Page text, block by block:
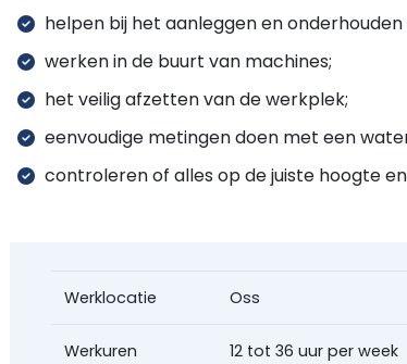
helpen bij het aanleggen en onderhouden
werken in de buurt van machines;
het veilig afzetten van de werkplek;
eenvoudige metingen doen met een
controleren of alles op de juiste hoogte
Werklocatie Oss
Werkuren
12 tot 36 uur per week